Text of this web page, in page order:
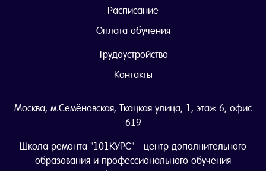
Расписание
Оплата обучения
Трудоустройство
Контакты
Москва, м.Семёновская, Ткацкая улица, 1, этаж 6, офис
619
Школа ремонта "101КУРС" - центр дополнительного
образования и профессионального обучения